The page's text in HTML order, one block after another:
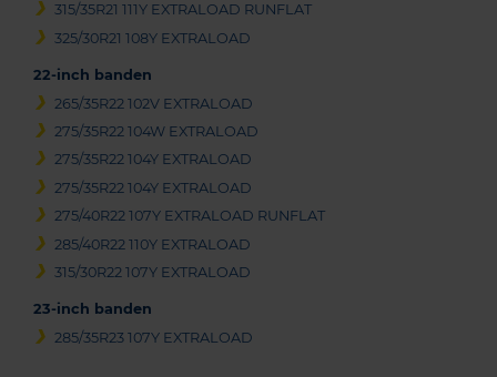
315/35R21 111Y EXTRALOAD RUNFLAT
325/30R21 108Y EXTRALOAD
22-inch banden
265/35R22 102V EXTRALOAD
275/35R22 104W EXTRALOAD
275/35R22 104Y EXTRALOAD
275/35R22 104Y EXTRALOAD
275/40R22 107Y EXTRALOAD RUNFLAT
285/40R22 110Y EXTRALOAD
315/30R22 107Y EXTRALOAD
23-inch banden
285/35R23 107Y EXTRALOAD